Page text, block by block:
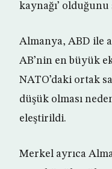
kaynağı’
Almanya, ABD ile
AB’nin en büyük
NATO’daki ortak
düşük olması
eleştirildi.
Merkel ayrıca